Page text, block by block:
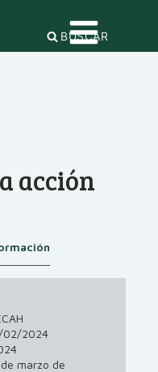
BUSCAR
acción
02/2024
marzo de